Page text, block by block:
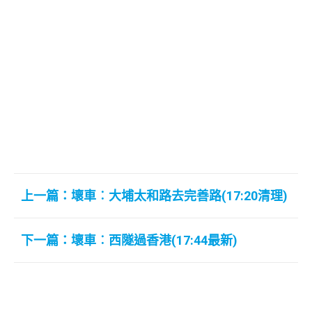
上一篇：壞車︰大埔太和路去完善路(17:20清理)
下一篇：壞車︰西隧過香港(17:44最新)